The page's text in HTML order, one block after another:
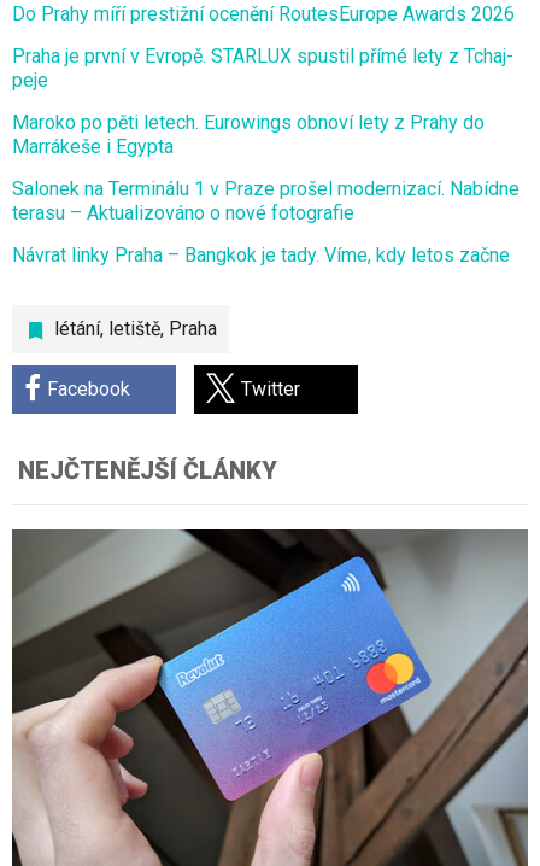
létání, letiště, Praha
Facebook Twitter
Do Prahy míří prestižní ocenění RoutesEurope Awards 2026
Praha je první v Evropě. STARLUX spustil přímé lety z Tchaj-
peje
Maroko po pěti letech. Eurowings obnoví lety z Prahy do
Marrákeše i Egypta
Salonek na Terminálu 1 v Praze prošel modernizací. Nabídne
terasu – Aktualizováno o nové fotografie
Návrat linky Praha – Bangkok je tady. Víme, kdy letos začne
NEJČTENĚJŠÍ ČLÁNKY